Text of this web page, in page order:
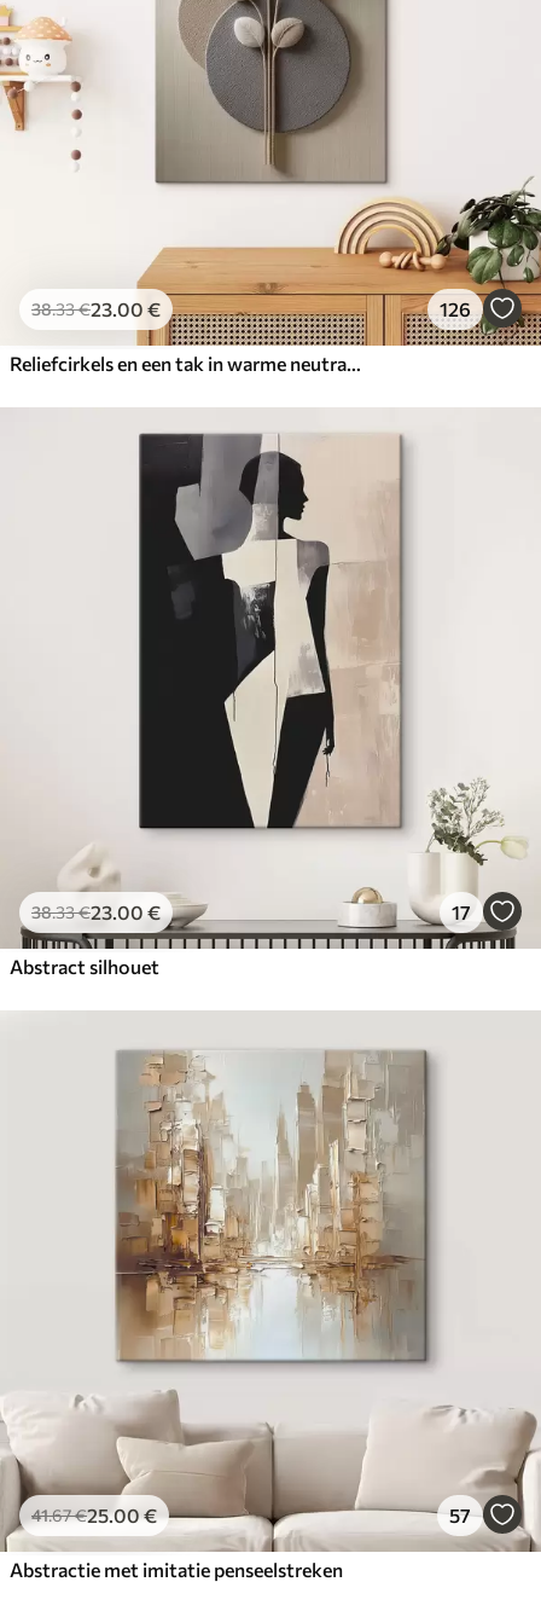
38.33€23.00 € 126
Reliefcirkels en een tak in warme neutrale tinten
38.33€23.00 € 17
Abstract silhouet
41.67€25.00€ 57
Abstractie met imitatie penseelstreken